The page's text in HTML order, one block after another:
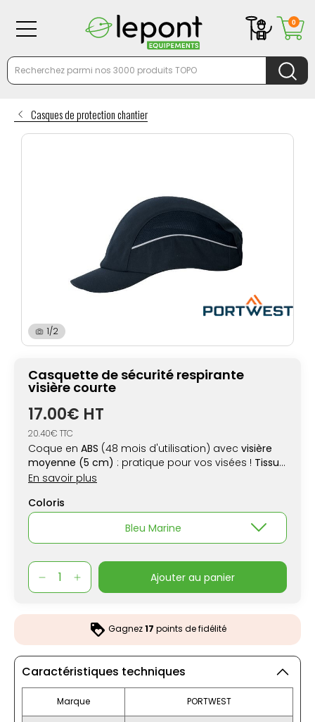
Casques de protection chantier
1/2
Casquette de sécurité respirante
visière courte
17.00€ HT
20.40€ TTC
Coque en ABS (48 mois d'utilisation) avec visière
moyenne (5 cm) : pratique pour vos visées ! Tissu
en maille ajourée
En savoir plus
Coloris
Bleu Marine
ajouter au panier
Gagnez17 points de fidélité
Caractéristiques techniques
Marque PORTWEST
0